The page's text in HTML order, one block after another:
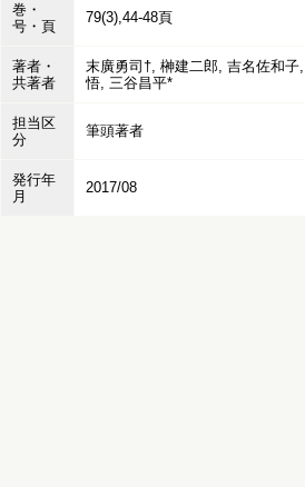
巻・
号・頁
79(3),44-48頁
著者・
共著者
末廣勇司†, 榊建二郎, 吉名佐和子
悟, 三谷昌平*
担当区
分
筆頭著者
発行年
月
2017/08